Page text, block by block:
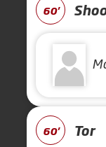
60'
60' Tor